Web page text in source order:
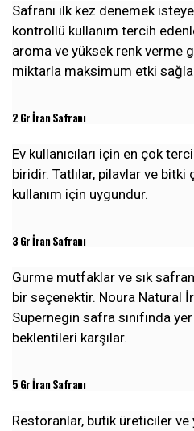
Safranı ilk kez denemek
kontrollü kullanım tercih
aroma ve yüksek renk verme
miktarla maksimum etki
2 Gr İran Safranı
Ev kullanıcıları için en çok
biridir. Tatlılar, pilavlar ve bitki
kullanım için uygundur.
3 Gr İran Safranı
Gurme mutfaklar ve sık
bir seçenektir. Noura Natural
Supernegin safra sınıfında
beklentileri karşılar.
5 Gr İran Safranı
Restoranlar, butik üreticiler ve